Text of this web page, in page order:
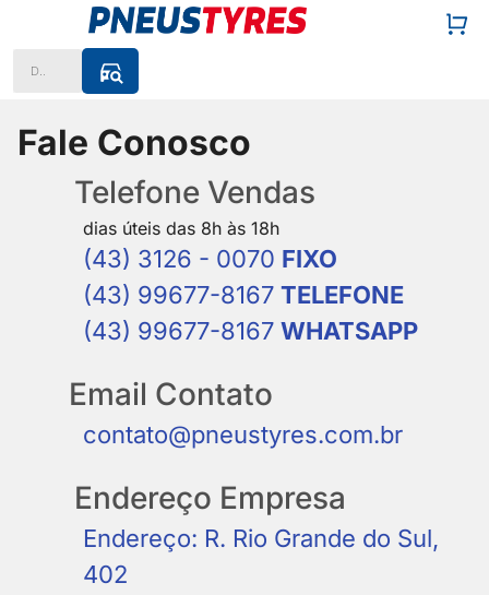
Digite aqui o que procura
Fale Conosco
Telefone Vendas
dias úteis das 8h às 18h
(43) 3126 - 0070 FIXO
(43) 99677-8167 TELEFONE
(43) 99677-8167 WHATSAPP
Email Contato
contato@pneustyres.com.br
Endereço Empresa
Endereço: R. Rio Grande do Sul,
402